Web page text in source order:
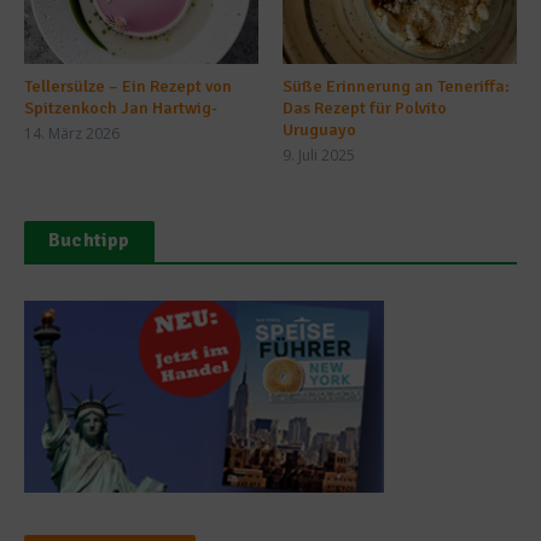
Tellersülze – Ein Rezept von
Spitzenkoch Jan Hartwig-
14. März 2026
Süße Erinnerung an Teneriffa:
Das Rezept für Polvito
Uruguayo
9. Juli 2025
Buchtipp